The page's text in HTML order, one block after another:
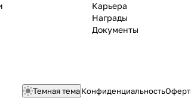
Карьера
Награды
Документы
Темная тема Конфиденциальность